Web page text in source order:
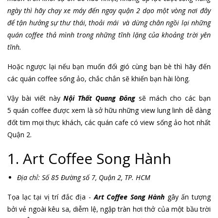
ngày thì hãy chạy xe máy đến ngay quận 2 dạo một vòng nơi đây
để tận hưởng sự thư thái, thoải mái và dừng chân ngồi lại những
quán coffee thả mình trong những tĩnh lặng của khoảng trời yên
tĩnh.
Hoặc ngược lại nếu bạn muốn đổi gió cùng bạn bè thì hãy đến
các quán coffee sống ảo, chắc chắn sẽ khiến bạn hài lòng.
Vậy bài viết nàyNội Thất Quang Đôngsẽ mách cho các bạn
5 quán coffee được xem là sở hữu những view lung linh dễ dàng
đốt tim mọi thực khách, các quán cafe có view sống ảo hot nhất
Quận 2.
1. Art Coffee Song Hành
Địa chỉ: Số 85 Đường số 7, Quận 2, TP. HCM
Tọa lạc tại vị trí đắc địa - Art Coffee Song Hành gây ấn tượng
bởi vẻ ngoài kêu sa, diễm lệ, ngập tràn hơi thở của một bầu trời